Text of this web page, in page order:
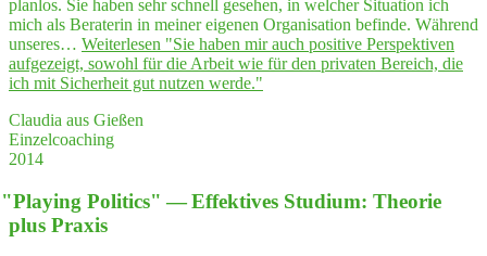
planlos. Sie haben sehr schnell gesehen, in welcher Situation ich
mich als Beraterin in meiner eigenen Organisation befinde. Während
unseres… Weiterlesen "Sie haben mir auch posi­ti­ve Per­spek­ti­ven
auf­ge­zeigt, sowohl für die Arbeit wie für den pri­va­ten Bereich, die
ich mit Sicher­heit gut nut­zen werde."
Claudia aus Gießen
Einzelcoaching
2014
"Play­ing Poli­tics" — Effek­ti­ves Stu­di­um: Theo­rie
plus Praxis